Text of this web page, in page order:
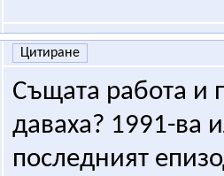
Цитиране
Същата работа и
даваха? 1991-ва
последният